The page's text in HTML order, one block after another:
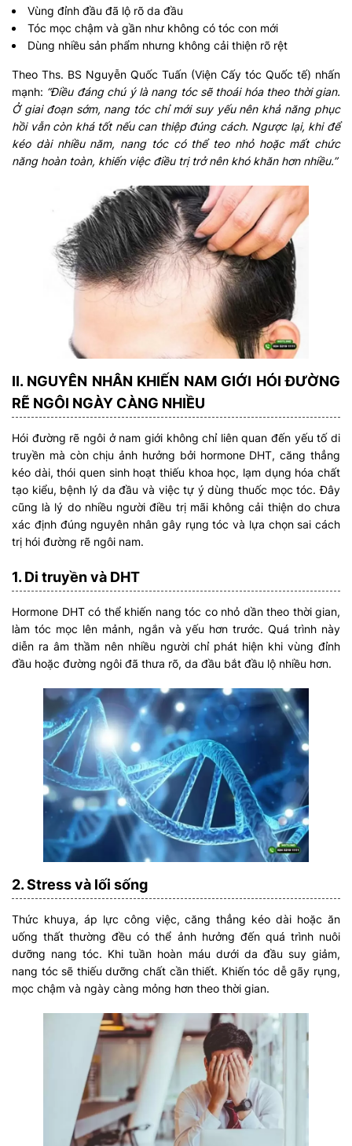
Vùng đỉnh đầu đã lộ rõ da đầu
Tóc mọc chậm và gần như không có tóc con mới
Dùng nhiều sản phẩm nhưng không cải thiện rõ rệt
Theo Ths. BS Nguyễn Quốc Tuấn (Viện Cấy tóc Quốc tế) nhấn
mạnh: “Điều đáng chú ý là nang tóc sẽ thoái hóa theo thời gian.
Ở giai đoạn sớm, nang tóc chỉ mới suy yếu nên khả năng phục
hồi vẫn còn khá tốt nếu can thiệp đúng cách. Ngược lại, khi để
kéo dài nhiều năm, nang tóc có thể teo nhỏ hoặc mất chức
năng hoàn toàn, khiến việc điều trị trở nên khó khăn hơn nhiều.”
II. NGUYÊN NHÂN KHIẾN NAM GIỚI HÓI ĐƯỜNG
RẼ NGÔI NGÀY CÀNG NHIỀU
Hói đường rẽ ngôi ở nam giới không chỉ liên quan đến yếu tố di
truyền mà còn chịu ảnh hưởng bởi hormone DHT, căng thẳng
kéo dài, thói quen sinh hoạt thiếu khoa học, lạm dụng hóa chất
tạo kiểu, bệnh lý da đầu và việc tự ý dùng thuốc mọc tóc. Đây
cũng là lý do nhiều người điều trị mãi không cải thiện do chưa
xác định đúng nguyên nhân gây rụng tóc và lựa chọn sai cách
trị hói đường rẽ ngôi nam.
1. Di truyền và DHT
Hormone DHT có thể khiến nang tóc co nhỏ dần theo thời gian,
làm tóc mọc lên mảnh, ngắn và yếu hơn trước. Quá trình này
diễn ra âm thầm nên nhiều người chỉ phát hiện khi vùng đỉnh
đầu hoặc đường ngôi đã thưa rõ, da đầu bắt đầu lộ nhiều hơn.
2. Stress và lối sống
Thức khuya, áp lực công việc, căng thẳng kéo dài hoặc ăn
uống thất thường đều có thể ảnh hưởng đến quá trình nuôi
dưỡng nang tóc. Khi tuần hoàn máu dưới da đầu suy giảm,
nang tóc sẽ thiếu dưỡng chất cần thiết. Khiến tóc dễ gãy rụng,
mọc chậm và ngày càng mỏng hơn theo thời gian.